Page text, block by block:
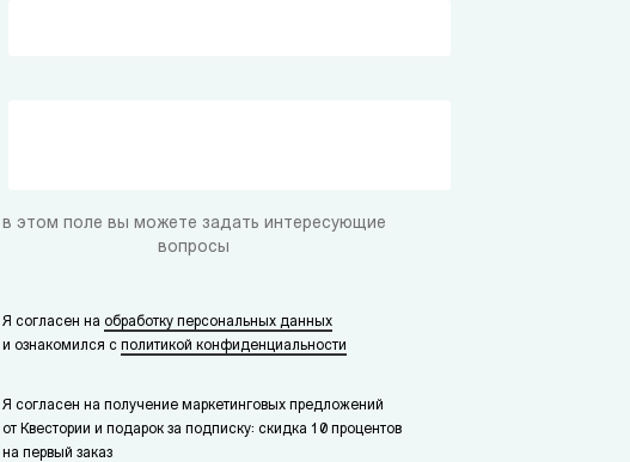
в этом поле вы можете задать интересующие
вопросы
Я согласен на обработку персональных данных
и ознакомился с политикой конфиденциальности
Я согласен на получение маркетинговых предложений
от Квестории и подарок за подписку: скидка 10 процентов
на первый заказ